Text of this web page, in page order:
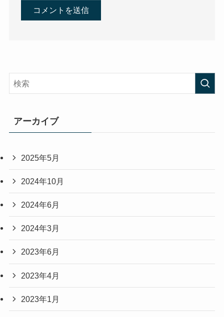
アーカイブ
2025年5月
2024年10月
2024年6月
2024年3月
2023年6月
2023年4月
2023年1月